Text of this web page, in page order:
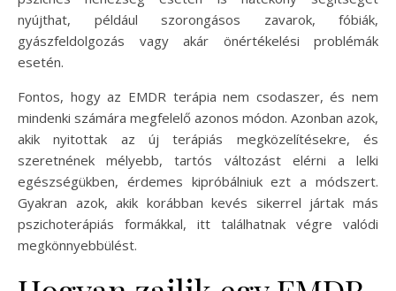
nyújthat, például szorongásos zavarok, fóbiák,
gyászfeldolgozás vagy akár önértékelési problémák
esetén.
Fontos, hogy az EMDR terápia nem csodaszer, és nem
mindenki számára megfelelő azonos módon. Azonban azok,
akik nyitottak az új terápiás megközelítésekre, és
szeretnének mélyebb, tartós változást elérni a lelki
egészségükben, érdemes kipróbálniuk ezt a módszert.
Gyakran azok, akik korábban kevés sikerrel jártak más
pszichoterápiás formákkal, itt találhatnak végre valódi
megkönnyebbülést.